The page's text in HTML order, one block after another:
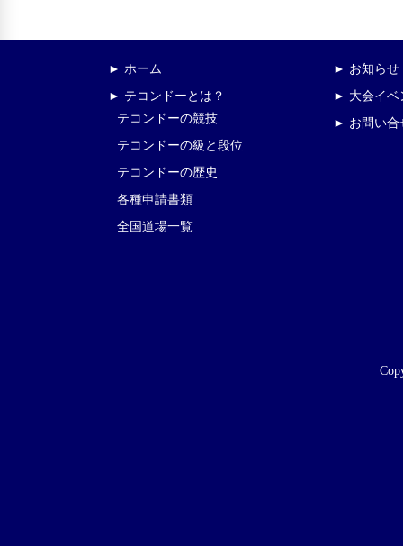
► ホーム
► テコンドーとは？
テコンドーの競技
テコンドーの級と段位
テコンドーの歴史
各種申請書類
全国道場一覧
► お知らせ
► 大会イベ
► お問い合